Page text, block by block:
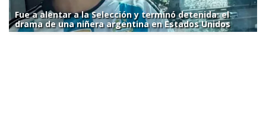
Fue a alentar a la Selección y terminó detenida: el
drama de una niñera argentina en Estados Unidos